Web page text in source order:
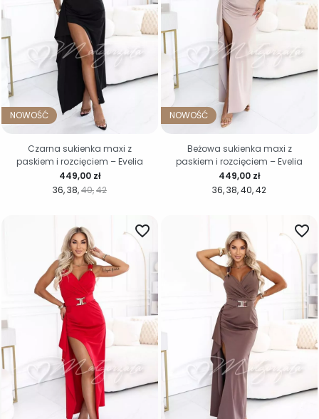
NOWOŚĆ
36 38 40 42
Cena
449,00 zł
Czarna sukienka maxi z
paskiem i rozcięciem – Evelia
NOWOŚĆ
36 38 40 42
Cena
449,00 zł
Beżowa sukienka maxi z
paskiem i rozcięciem – Evelia
favorite_border favorite_border